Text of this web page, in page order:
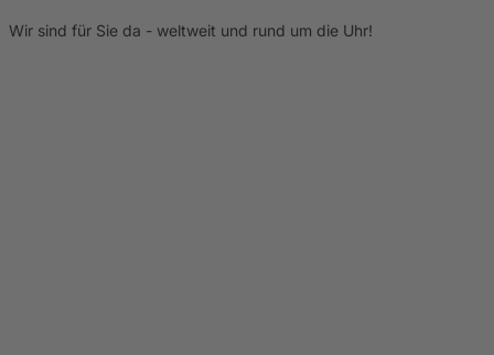
Wir sind für Sie da - weltweit und rund um die Uhr!